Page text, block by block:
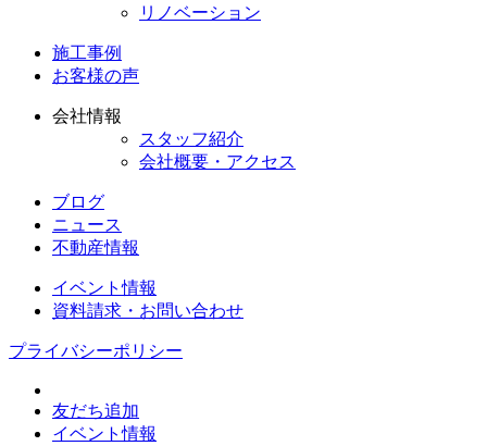
リノベーション
施工事例
お客様の声
会社情報
スタッフ紹介
会社概要・アクセス
ブログ
ニュース
不動産情報
イベント情報
資料請求・お問い合わせ
プライバシーポリシー
友だち追加
イベント情報